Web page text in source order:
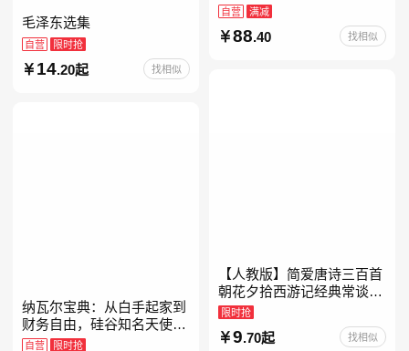
作，亚洲“雨果奖”获奖作
品！中国科幻基石丛书 科幻
小说代表作
自营 满减
88.40 找相似
毛泽东选集
自营 限时抢
14.20起 找相似
【人教版】简爱唐诗三百首
朝花夕拾西游记经典常谈昆
虫记骆驼祥子钢铁是怎样炼
成的升级版鲁迅原著正版七
八九年级上下 鲁滨逊漂流
限时抢
9.70起 找相似
纳瓦尔宝典：从白手起家到
财务自由，硅谷知名天使投
资人纳瓦尔智慧箴言录
自营 限时抢